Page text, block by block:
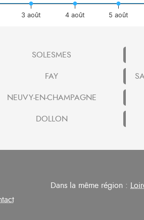
3 août 4 août 5 août
SOLESMES
FAY
NEUVY-EN-CHAMPAGNE
DOLLON
Dans la même région :